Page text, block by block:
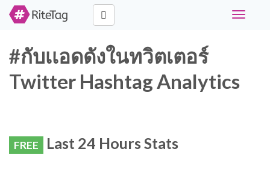
Toggle
#กับเเอดดังในทวิตเตอร์
Twitter Hashtag Analytics
FREE Last 24 Hours Stats